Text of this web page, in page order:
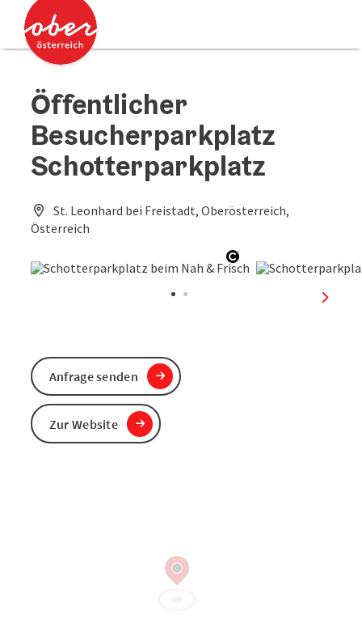
Zum Inhalt
Zum Seitenanfang
Öffentlicher
Besucherparkplatz
Schotterparkplatz
St. Leonhard bei Freistadt, Oberösterreich,
Österreich
Copyright öffnen
Anfrage senden
Zur Website